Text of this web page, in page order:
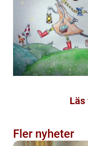
Läs
Fler nyheter